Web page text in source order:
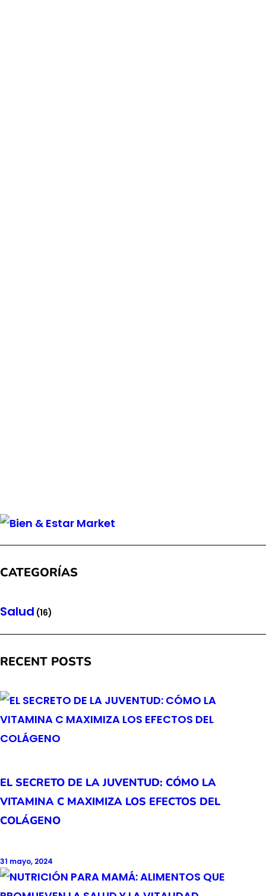
CATEGORÍAS
Salud (16)
RECENT POSTS
EL SECRETO DE LA JUVENTUD: CÓMO LA
VITAMINA C MAXIMIZA LOS EFECTOS DEL
COLÁGENO
31 mayo, 2024